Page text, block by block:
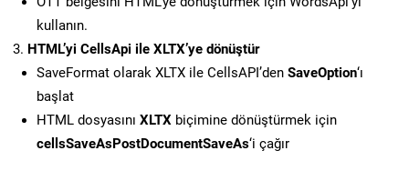
kullanın.
HTML’yi CellsApi ile XLTX’ye dönüştür
SaveFormat olarak XLTX ile CellsAPI’den SaveOption‘ı
başlat
HTML dosyasını XLTX biçimine dönüştürmek için
cellsSaveAsPostDocumentSaveAs‘i çağır